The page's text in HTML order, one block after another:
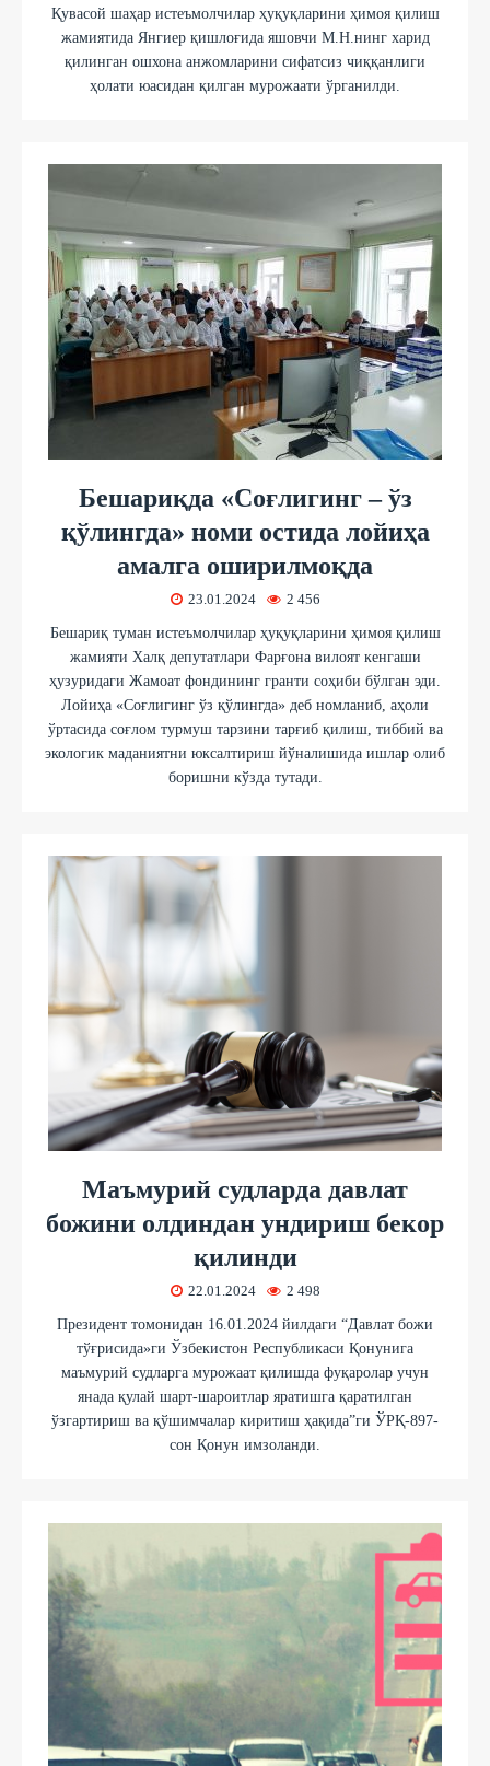
Қувасой шаҳар истеъмолчилар ҳуқуқларини ҳимоя қилиш
жамиятида Янгиер қишлоғида яшовчи М.Н.нинг харид
қилинган ошхона анжомларини сифатсиз чиққанлиги
ҳолати юасидан қилган мурожаати ўрганилди.
Бешариқда «Соғлигинг – ўз
қўлингда» номи остида лойиҳа
амалга оширилмоқда
23.01.2024 2 456
Бешариқ туман истеъмолчилар ҳуқуқларини ҳимоя қилиш
жамияти Халқ депутатлари Фарғона вилоят кенгаши
ҳузуридаги Жамоат фондининг гранти соҳиби бўлган эди.
Лойиҳа «Соғлигинг ўз қўлингда» деб номланиб, аҳоли
ўртасида соғлом турмуш тарзини тарғиб қилиш, тиббий ва
экологик маданиятни юксалтириш йўналишида ишлар олиб
боришни кўзда тутади.
Маъмурий судларда давлат
божини олдиндан ундириш бекор
қилинди
22.01.2024 2 498
Президент томонидан 16.01.2024 йилдаги “Давлат божи
тўғрисида»ги Ўзбекистон Республикаси Қонунига
маъмурий судларга мурожаат қилишда фуқаролар учун
янада қулай шарт-шароитлар яратишга қаратилган
ўзгартириш ва қўшимчалар киритиш ҳақида”ги ЎРҚ-897-
сон Қонун имзоланди.